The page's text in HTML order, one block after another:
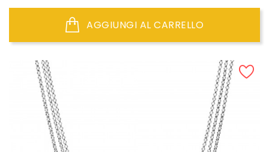
AGGIUNGI AL CARRELLO